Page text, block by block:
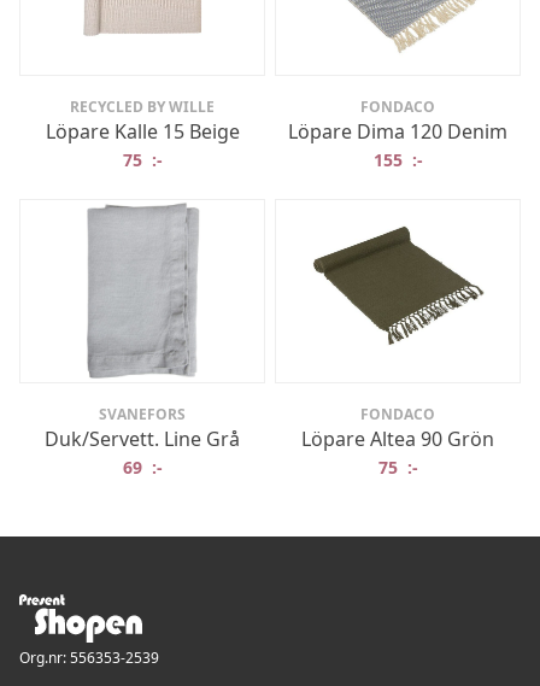
RECYCLED BY WILLE
Löpare Kalle 15 Beige
75 :-
FONDACO
Löpare Dima 120 Denim
155 :-
SVANEFORS
Duk/Servett. Line Grå
69 :-
FONDACO
Löpare Altea 90 Grön
75 :-
Org.nr: 556353-2539